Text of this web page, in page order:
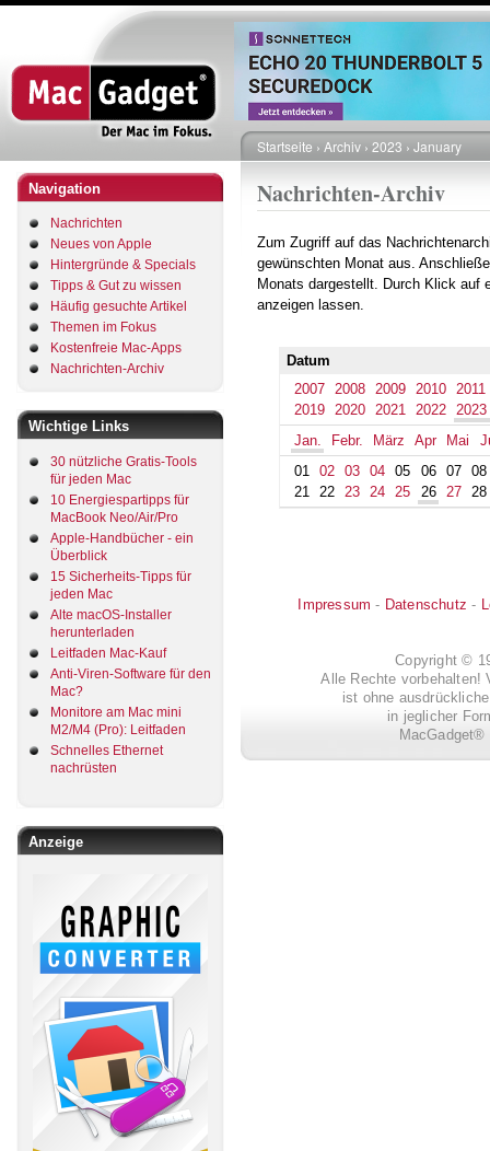
Direkt
zum
Inhalt
Navigation
Nachrichten
Neues von Apple
Hintergründe & Specials
Tipps & Gut zu wissen
Häufig gesuchte Artikel
Themen im Fokus
Kostenfreie Mac-Apps
Nachrichten-Archiv
Wichtige Links
30 nützliche Gratis-Tools
für jeden Mac
10 Energiespartipps für
MacBook Neo/Air/Pro
Apple-Handbücher - ein
Überblick
15 Sicherheits-Tipps für
jeden Mac
Alte macOS-Installer
herunterladen
Leitfaden Mac-Kauf
Anti-Viren-Software für den
Mac?
Monitore am Mac mini
M2/M4 (Pro): Leitfaden
Schnelles Ethernet
nachrüsten
Anzeige
Pfadnavigation
Startseite Archiv 2023 January
Nachrichten-Archiv
Zum Zugriff auf das
gewünschten Monat aus.
Monats dargestellt. Durch Klick auf
anzeigen lassen.
Datum
2007
2008 2009 2010
2011
2019
2020 2021 2022
2023
Jan.
Febr. März Apr Mai
01
02 03 04 05 06 07
08
21
22 23 24 25 26 27 28
Impressum - Datenschutz -
Copyright ©
Alle Rechte vorbehalten!
ist ohne
in jeglicher
MacGadget®